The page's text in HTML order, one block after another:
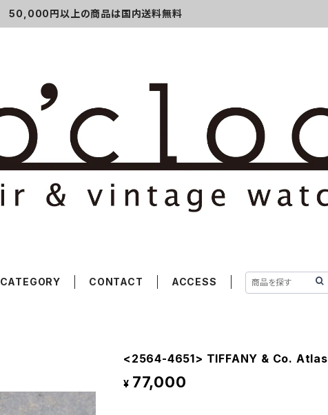
50,000円以上の商品は国内送料無料
CATEGORY CONTACT ACCESS
<2564-4651> TIFFANY & Co. Atlas
¥ 77,000